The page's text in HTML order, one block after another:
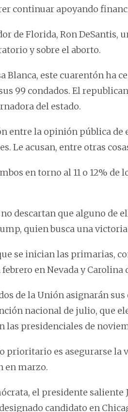
continuar apoyando
de Florida, Ron DeSantis,
y sobre el aborto.
Blanca, este cuarentón ha
99 condados. El
del estado.
entre la opinión pública
Le acusan, entre otras
en torno al 11 o 12%
descartan que alguno de
quien busca una
se inician las primarias,
en Nevada y Carolina
de la Unión asignarán sus
nacional de julio, que
las presidenciales de
prioritario es asegurarse
en marzo.
el presidente saliente
candidato en